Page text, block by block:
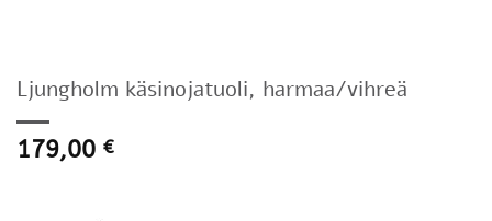
Ljungholm käsinojatuoli, harmaa/vihreä
179,00 €